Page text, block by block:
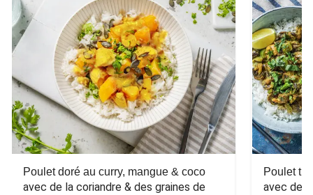
Poulet doré au curry, mangue & coco
avec de la coriandre & des graines de
Poulet
avec des